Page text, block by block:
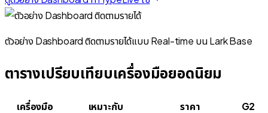
ตัวอย่าง Dashboard ติดตามรายได้แบบ Real-time บน Lark Base
ตารางเปรียบเทียบเครื่องมือยอดนิยม
เครื่องมือ เหมาะกับ ราคา G2